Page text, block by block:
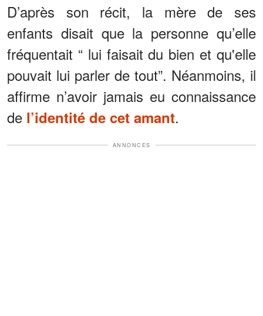
D’après son récit, la mère de ses
enfants disait que la personne qu’elle
fréquentait “ lui faisait du bien et qu'elle
pouvait lui parler de tout”. Néanmoins, il
affirme n’avoir jamais eu connaissance
de l’identité de cet amant.
ANNONCES